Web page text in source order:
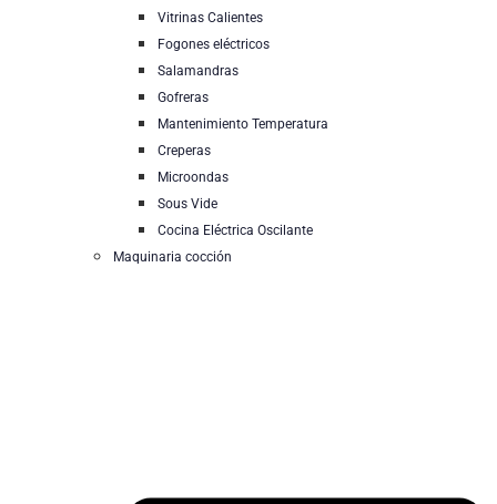
Vitrinas Calientes
Fogones eléctricos
Salamandras
Gofreras
Mantenimiento Temperatura
Creperas
Microondas
Sous Vide
Cocina Eléctrica Oscilante
Maquinaria cocción